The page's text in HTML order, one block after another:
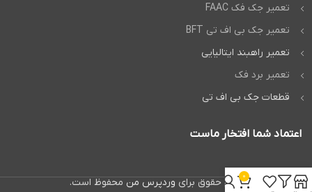
تعمیر جک فک FAAC
تعمیر جک بی اف تی BFT
تعمیر راهبند ایتالیایی
تعمیر برد فک
قطعات جک بی اف تی
اعتماد شما افتخار ماست
تمام حقوق برای وردپرس من محفوظ است. 0